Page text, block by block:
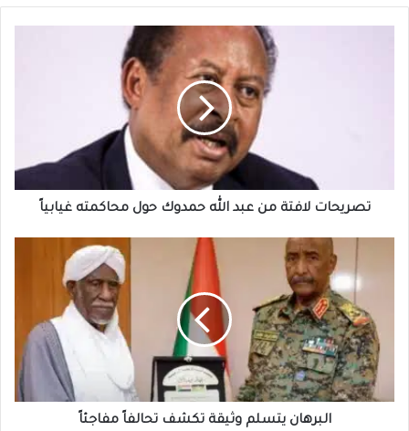
غيابياً
تصريحات لافتة من عبد الله حمدوك حول محاكمته غيابياً
تحالفاً
مفاجئاً
البرهان يتسلم وثيقة تكشف تحالفاً مفاجئاً